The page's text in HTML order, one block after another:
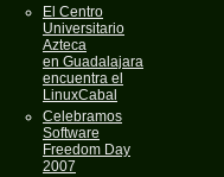
El Centro
Universitario
Azteca
en Guadalajara
encuentra el
LinuxCabal
Celebramos
Software
Freedom Day
2007